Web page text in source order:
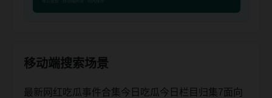
移动端搜索场景
最新网红吃瓜事件合集今日吃瓜今日栏目归集7面向